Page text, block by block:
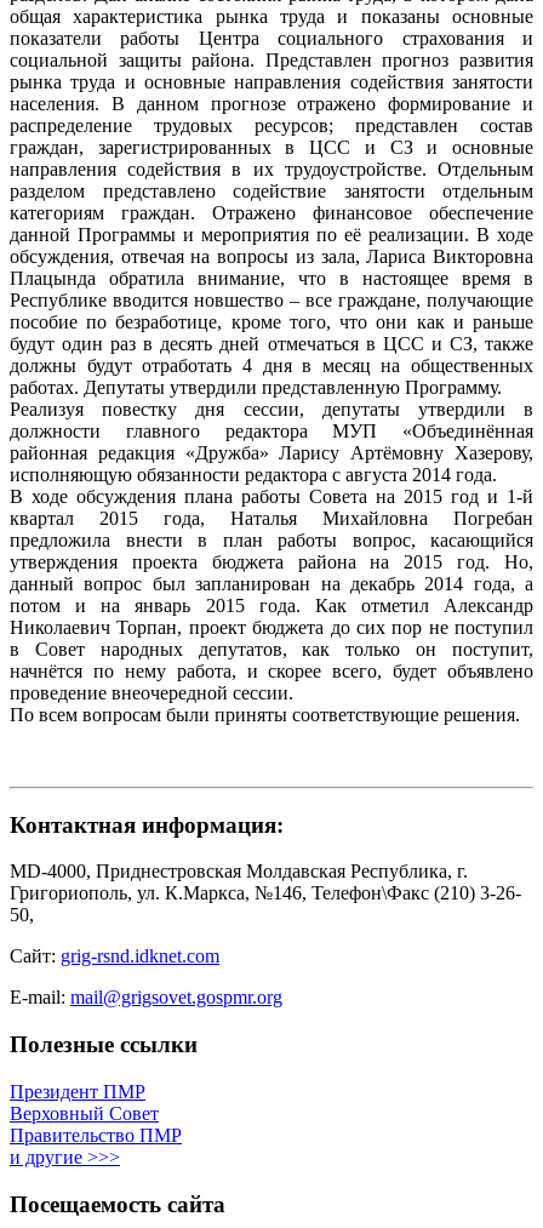
общая характеристика рынка труда и показаны основные
показатели работы Центра социального страхования и
социальной защиты района. Представлен прогноз развития
рынка труда и основные направления содействия занятости
населения. В данном прогнозе отражено формирование и
распределение трудовых ресурсов; представлен состав
граждан, зарегистрированных в ЦСС и СЗ и основные
направления содействия в их трудоустройстве. Отдельным
разделом представлено содействие занятости отдельным
категориям граждан. Отражено финансовое обеспечение
данной Программы и мероприятия по её реализации. В ходе
обсуждения, отвечая на вопросы из зала, Лариса Викторовна
Плацында обратила внимание, что в настоящее время в
Республике вводится новшество – все граждане, получающие
пособие по безработице, кроме того, что они как и раньше
будут один раз в десять дней отмечаться в ЦСС и СЗ, также
должны будут отработать 4 дня в месяц на общественных
работах. Депутаты утвердили представленную Программу.
Реализуя повестку дня сессии, депутаты утвердили в
должности главного редактора МУП «Объединённая
районная редакция «Дружба» Ларису Артёмовну Хазерову,
исполняющую обязанности редактора с августа 2014 года.
В ходе обсуждения плана работы Совета на 2015 год и 1-й
квартал 2015 года, Наталья Михайловна Погребан
предложила внести в план работы вопрос, касающийся
утверждения проекта бюджета района на 2015 год. Но,
данный вопрос был запланирован на декабрь 2014 года, а
потом и на январь 2015 года. Как отметил Александр
Николаевич Торпан, проект бюджета до сих пор не поступил
в Совет народных депутатов, как только он поступит,
начнётся по нему работа, и скорее всего, будет объявлено
проведение внеочередной сессии.
По всем вопросам были приняты соответствующие решения.
Контактная информация:
MD-4000, Приднестровская Молдавская Республика, г.
Григориополь, ул. К.Маркса, №146, Телефон\Факс (210) 3-26-
50,
Сайт: grig-rsnd.idknet.com
E-mail: mail@grigsovet.gospmr.org
Полезные ссылки
Президент ПМР
Верховный Совет
Правительство ПМР
и другие >>>
Посещаемость сайта